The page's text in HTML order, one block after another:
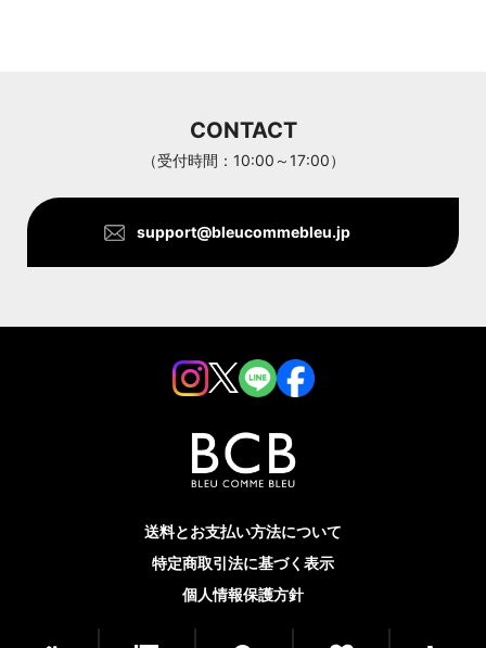
CONTACT
（受付時間：10:00～17:00）
support@bleucommebleu.jp
送料とお支払い方法について
特定商取引法に基づく表示
個人情報保護方針